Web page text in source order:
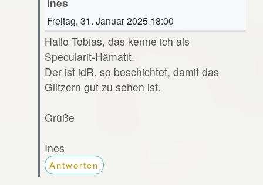
Freitag, 31. Januar 2025 18:00
Hallo Tobias, das kenne ich als
Specularit-Hämatit.
Der ist idR. so beschichtet, damit das
Glitzern gut zu sehen ist.
Grüße
Ines
Antworten